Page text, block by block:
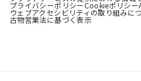
プライバシーポリシーCookieポリシー
ウェブアクセシビリティの取り組みに
古物営業法に基づく表示